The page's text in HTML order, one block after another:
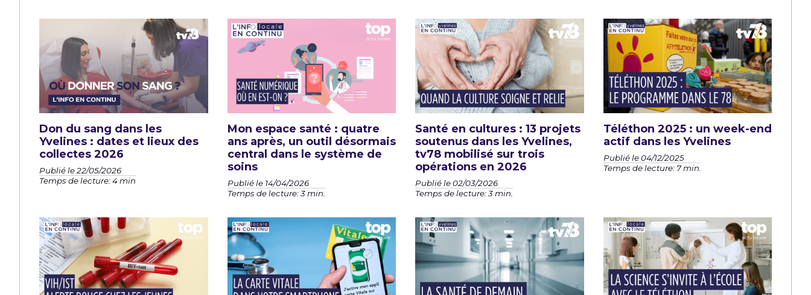
Don du sang dans les
Yvelines : dates et lieux des
collectes 2026
Publié le 22/05/2026
Temps de lecture: 4 min
Mon espace santé : quatre
ans après, un outil désormais
central dans le système de
soins
Publié le 14/04/2026
Temps de lecture: 3 min.
Santé en cultures : 13 projets
soutenus dans les Yvelines,
tv78 mobilisé sur trois
opérations en 2026
Publié le 02/03/2026
Temps de lecture: 3 min.
Téléthon 2025 : un week-end
actif dans les Yvelines
Publié le 04/12/2025
Temps de lecture: 7 min.